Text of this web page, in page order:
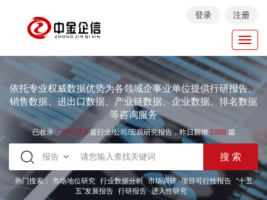
登录 注册
依托专业权威数据优势为各领域企事业单位提供行研报告、
销售数据、进出口数据、产业链数据、企业数据、排名数据
等咨询服务
已收录7.973.258篇行业/公司/宏观研究报告，昨日新增 1088 篇
热门搜索： 市场地位研究 行业数据分析 市场调研 项目可行性报告
“十五
五”发展报告 行研报告 进入性研究